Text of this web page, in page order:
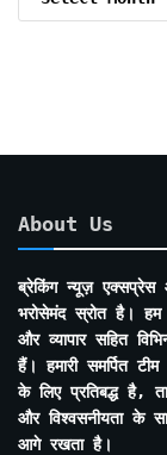
About Us
ब्रेकिंग न्यूज़
भरोसेमंद स्रोत है। हम
और व्यापार सहित
हैं। हमारी समर्पित
के लिए प्रतिबद्ध है,
और विश्वसनीयता के
आगे रखता है।